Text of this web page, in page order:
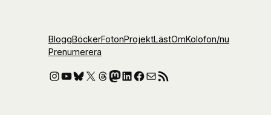
BloggBöckerFotonProjektLästOmKolofon/nu
Prenumerera
Instagram
YouTube
Bluesky
X Threads
Mastodon
LinkedIn
Facebook
E-postRSS-flöde